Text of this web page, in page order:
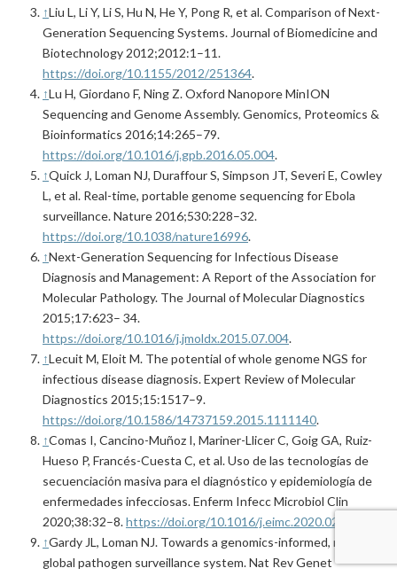
↑Liu L, Li Y, Li S, Hu N, He Y, Pong R, et al. Comparison of Next-
Generation Sequencing Systems. Journal of Biomedicine and
Biotechnology 2012;2012:1–11.
https://doi.org/10.1155/2012/251364.
↑Lu H, Giordano F, Ning Z. Oxford Nanopore MinION
Sequencing and Genome Assembly. Genomics, Proteomics &
Bioinformatics 2016;14:265–79.
https://doi.org/10.1016/j.gpb.2016.05.004.
↑Quick J, Loman NJ, Duraffour S, Simpson JT, Severi E, Cowley
L, et al. Real-time, portable genome sequencing for Ebola
surveillance. Nature 2016;530:228–32.
https://doi.org/10.1038/nature16996.
↑Next-Generation Sequencing for Infectious Disease
Diagnosis and Management: A Report of the Association for
Molecular Pathology. The Journal of Molecular Diagnostics
2015;17:623– 34.
https://doi.org/10.1016/j.jmoldx.2015.07.004.
↑Lecuit M, Eloit M. The potential of whole genome NGS for
infectious disease diagnosis. Expert Review of Molecular
Diagnostics 2015;15:1517–9.
https://doi.org/10.1586/14737159.2015.1111140.
↑Comas I, Cancino-Muñoz I, Mariner-Llicer C, Goig GA, Ruiz-
Hueso P, Francés-Cuesta C, et al. Uso de las tecnologías de
secuenciación masiva para el diagnóstico y epidemiología de
enfermedades infecciosas. Enferm Infecc Microbiol Clin
2020;38:32–8.https://doi.org/10.1016/j.eimc.2020.02.006
↑Gardy JL, Loman NJ. Towards a genomics-informed, real-time,
global pathogen surveillance system. Nat Rev Genet